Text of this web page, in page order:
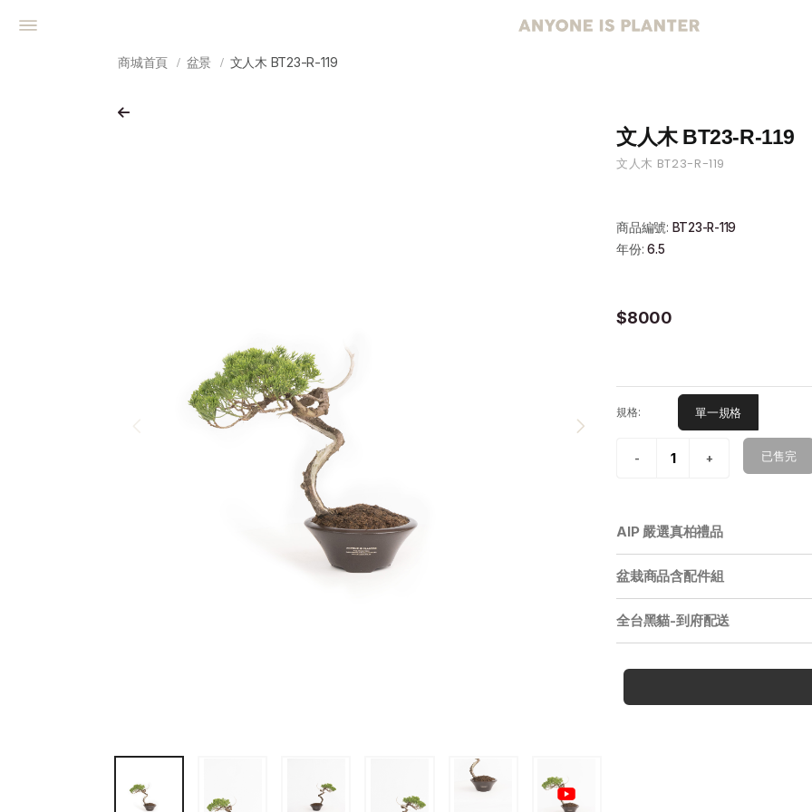
商城首頁 盆景 文人木 BT23-R-119
文人木 BT23-R-119
文人木 BT23-R-119
商品編號: BT23-R-119
年份:6.5
$8000
規格: 單一規格
已售完
AIP 嚴選真柏禮品
盆栽商品含配件組
全台黑貓-到府配送